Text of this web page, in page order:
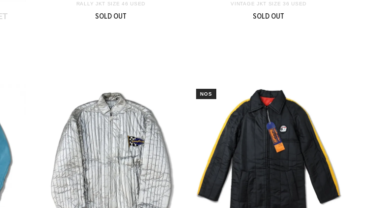
RALLY JKT SIZE 46 USED
SOLD OUT
VINTAGE JKT SIZE 36 USED
SOLD OUT